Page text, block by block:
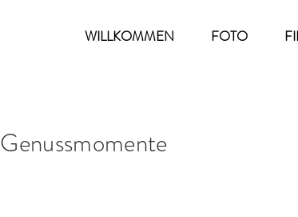
WILLKOMMEN FOTO
Genussmomente